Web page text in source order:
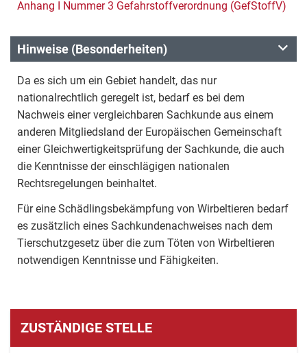
Anhang I Nummer 3 Gefahrstoffverordnung (GefStoffV)
Hinweise (Besonderheiten)
Da es sich um ein Gebiet handelt, das nur
nationalrechtlich geregelt ist, bedarf es bei dem
Nachweis einer vergleichbaren Sachkunde aus einem
anderen Mitgliedsland der Europäischen Gemeinschaft
einer Gleichwertigkeitsprüfung der Sachkunde, die auch
die Kenntnisse der einschlägigen nationalen
Rechtsregelungen beinhaltet.
Für eine Schädlingsbekämpfung von Wirbeltieren bedarf
es zusätzlich eines Sachkundenachweises nach dem
Tierschutzgesetz über die zum Töten von Wirbeltieren
notwendigen Kenntnisse und Fähigkeiten.
ZUSTÄNDIGE STELLE